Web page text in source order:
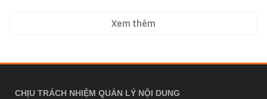
Xem thêm
CHỊU TRÁCH NHIỆM QUẢN LÝ NỘI DUNG